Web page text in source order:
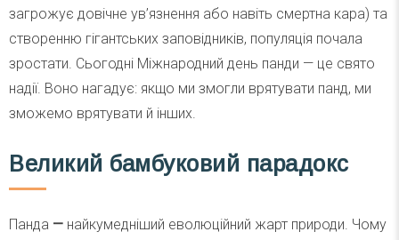
загрожує довічне ув’язнення або навіть смертна кара) та
створенню гігантських заповідників, популяція почала
зростати. Сьогодні Міжнародний день панди — це свято
надії. Воно нагадує: якщо ми змогли врятувати панд, ми
зможемо врятувати й інших.
Великий бамбуковий парадокс
Панда — найкумедніший еволюційний жарт природи. Чому